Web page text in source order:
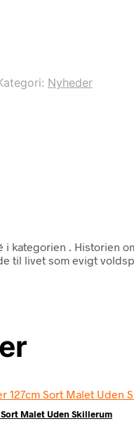
Nyheder
i kategorien
. Historien
til livet som evigt
Malet Uden Skillerum